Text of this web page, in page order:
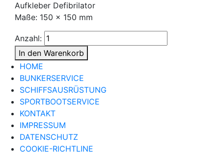
Aufkleber Defibrilator
Maße: 150 x 150 mm
Anzahl:
In den Warenkorb
HOME
BUNKERSERVICE
SCHIFFSAUSRÜSTUNG
SPORTBOOTSERVICE
KONTAKT
IMPRESSUM
DATENSCHUTZ
COOKIE-RICHTLINE